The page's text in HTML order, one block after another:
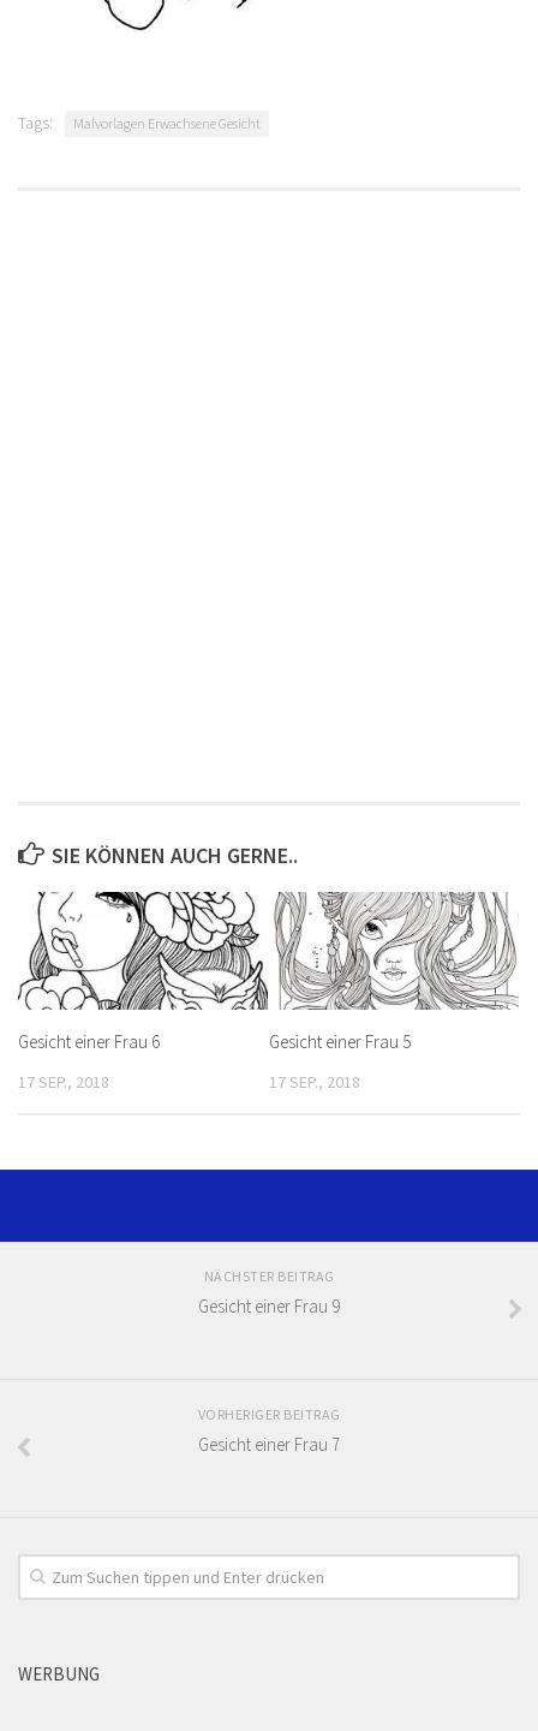
Tags: Malvorlagen Erwachsene Gesicht
SIE KÖNNEN AUCH GERNE..
Gesicht einer Frau 6
17 SEP., 2018
Gesicht einer Frau 5
17 SEP., 2018
NÄCHSTER BEITRAG
Gesicht einer Frau 9
VORHERIGER BEITRAG
Gesicht einer Frau 7
WERBUNG